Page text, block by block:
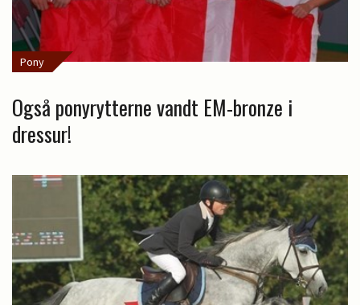
Pony
Også ponyrytterne vandt EM-bronze i
dressur!